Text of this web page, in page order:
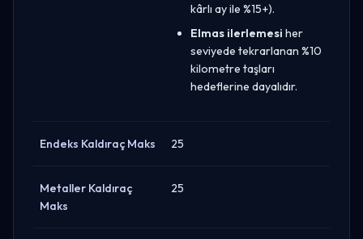
kârlı ay ile %15+).
Elmas ilerlemesi her
seviyede tekrarlanan %10
kilometre taşları
hedeflerine dayalıdır.
Endeks Kaldıraç Maks 25
Metaller Kaldıraç
Maks
25